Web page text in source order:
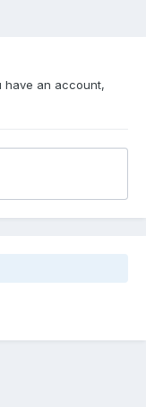
have an account,